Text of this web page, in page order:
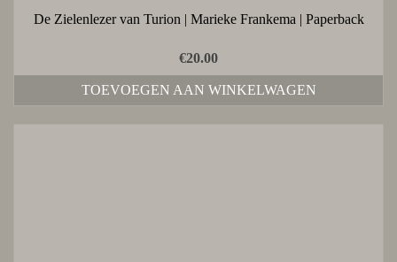
De Zielenlezer van Turion | Marieke Frankema | Paperback
€20.00
TOEVOEGEN AAN WINKELWAGEN